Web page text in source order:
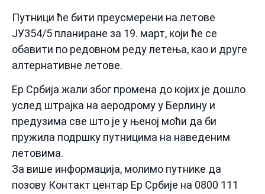
Путници ће бити преусмерени на летове
ЈУ354/5 планиране за 19. март, који ће се
обавити по редовном реду летења, као и друге
алтернативне летове.
Ер Србија жали због промена до којих је дошло
услед штрајка на аеродрому у Берлину и
предузима све што је у њеној моћи да би
пружила подршку путницима на наведеним
летовима.
За више информација, молимо путнике да
позову Контакт центар Ер Србије на 0800 111